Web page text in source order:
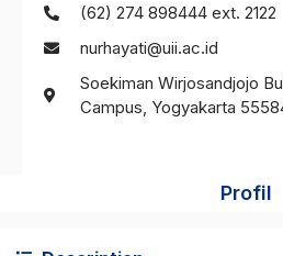
(62) 274 898444 ext. 2122
nurhayati@uii.ac.id
Soekiman Wirjosandjojo
Campus, Yogyakarta
Profil